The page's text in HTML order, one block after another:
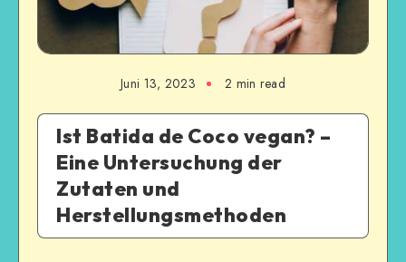
Juni 13, 2023 2 min read
Ist Batida de Coco vegan? –
Eine Untersuchung der
Zutaten und
Herstellungsmethoden